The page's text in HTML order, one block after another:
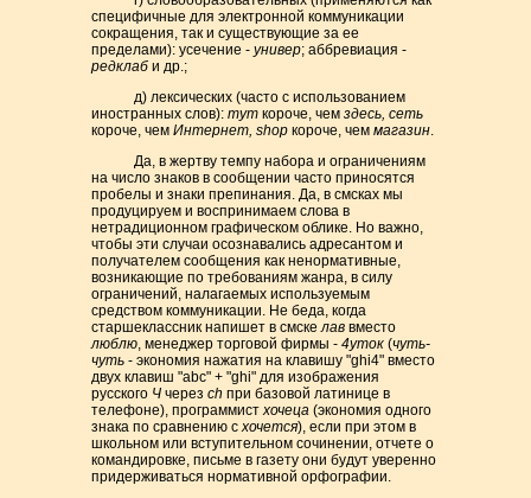
специфичные для электронной коммуникации
сокращения, так и существующие за ее
пределами): усечение -универ; аббревиация -
редклаб и др.;
д) лексических (часто с использованием
иностранных слов):тут короче, чемздесь, сеть
короче, чемИнтернет, shop короче, чеммагазин.
Да, в жертву темпу набора и ограничениям
на число знаков в сообщении часто приносятся
пробелы и знаки препинания. Да, в смсках мы
продуцируем и воспринимаем слова в
нетрадиционном графическом облике. Но важно,
чтобы эти случаи осознавались адресантом и
получателем сообщения как ненормативные,
возникающие по требованиям жанра, в силу
ограничений, налагаемых используемым
средством коммуникации. Не беда, когда
старшеклассник напишет в смскелав вместо
люблю, менеджер торговой фирмы -4уток (чуть-
чуть - экономия нажатия на клавишу "ghi4" вместо
двух клавиш "abc" + "ghi" для изображения
русского Ч черезch при базовой латинице в
телефоне), программистхочеца (экономия одного
знака по сравнению схочется), если при этом в
школьном или вступительном сочинении, отчете о
командировке, письме в газету они будут уверенно
придерживаться нормативной орфографии.